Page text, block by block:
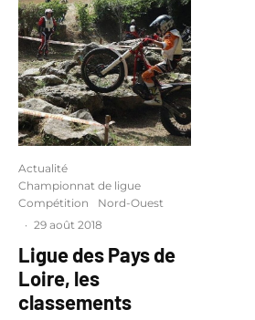
Actualité
Championnat de ligue
Compétition
Nord-Ouest
· 29 août 2018
Ligue des Pays de
Loire, les
classements